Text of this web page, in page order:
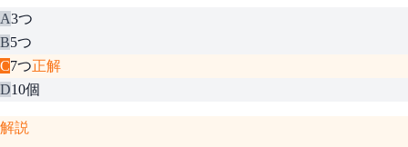
A3つ
B5つ
C7つ正解
D10個
解説